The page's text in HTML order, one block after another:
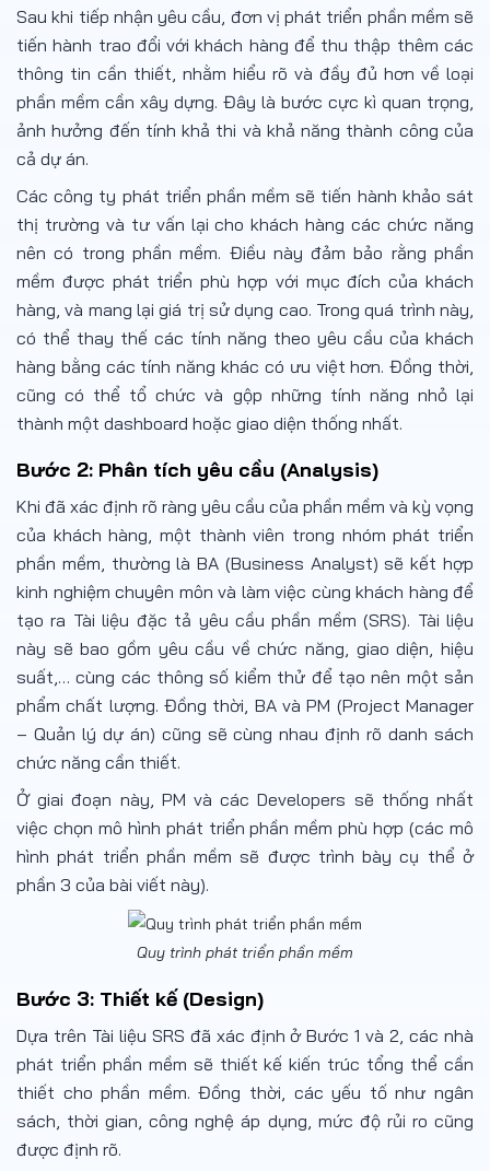
Sau khi tiếp nhận yêu cầu, đơn vị phát triển phần mềm sẽ
tiến hành trao đổi với khách hàng để thu thập thêm các
thông tin cần thiết, nhằm hiểu rõ và đầy đủ hơn về loại
phần mềm cần xây dựng. Đây là bước cực kì quan trọng,
ảnh hưởng đến tính khả thi và khả năng thành công của
cả dự án.
Các công ty phát triển phần mềm sẽ tiến hành khảo sát
thị trường và tư vấn lại cho khách hàng các chức năng
nên có trong phần mềm. Điều này đảm bảo rằng phần
mềm được phát triển phù hợp với mục đích của khách
hàng, và mang lại giá trị sử dụng cao. Trong quá trình này,
có thể thay thế các tính năng theo yêu cầu của khách
hàng bằng các tính năng khác có ưu việt hơn. Đồng thời,
cũng có thể tổ chức và gộp những tính năng nhỏ lại
thành một dashboard hoặc giao diện thống nhất.
Bước 2: Phân tích yêu cầu (Analysis)
Khi đã xác định rõ ràng yêu cầu của phần mềm và kỳ vọng
của khách hàng, một thành viên trong nhóm phát triển
phần mềm, thường là BA (Business Analyst) sẽ kết hợp
kinh nghiệm chuyên môn và làm việc cùng khách hàng để
tạo ra Tài liệu đặc tả yêu cầu phần mềm (SRS). Tài liệu
này sẽ bao gồm yêu cầu về chức năng, giao diện, hiệu
suất,… cùng các thông số kiểm thử để tạo nên một sản
phẩm chất lượng. Đồng thời, BA và PM (Project Manager
– Quản lý dự án) cũng sẽ cùng nhau định rõ danh sách
chức năng cần thiết.
Ở giai đoạn này, PM và các Developers sẽ thống nhất
việc chọn mô hình phát triển phần mềm phù hợp (các mô
hình phát triển phần mềm sẽ được trình bày cụ thể ở
phần 3 của bài viết này).
Quy trình phát triển phần mềm
Bước 3: Thiết kế (Design)
Dựa trên Tài liệu SRS đã xác định ở Bước 1 và 2, các nhà
phát triển phần mềm sẽ thiết kế kiến trúc tổng thể cần
thiết cho phần mềm. Đồng thời, các yếu tố như ngân
sách, thời gian, công nghệ áp dụng, mức độ rủi ro cũng
được định rõ.